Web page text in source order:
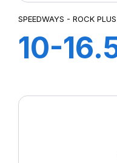
SPEEDWAYS - ROCK
10-